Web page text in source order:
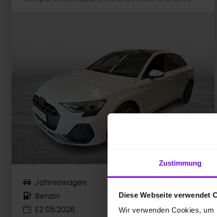
Zustimmung
Diese Webseite verwendet
Wir verwenden Cookies,
Jahreswagen
Benzin
EZ 05.2026
150 kW / 204 PS
Automatik